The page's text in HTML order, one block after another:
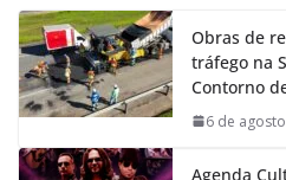
e
b
o
o
k
t
s
A
p
p
k
e
d
I
n
m
Obras de
tráfego na
Contorno
6 de
Agenda